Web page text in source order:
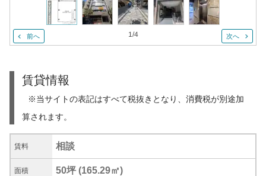
前へ 1/4 次へ
賃貸情報
※当サイトの表記はすべて税抜きとなり、消費税が別途加
算されます。
賃料 相談
面積 50坪 (165.29㎡)